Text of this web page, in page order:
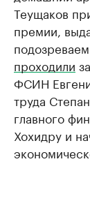
Теущаков
премии,
проходили
ФСИН
труда
главного
Хохидру и